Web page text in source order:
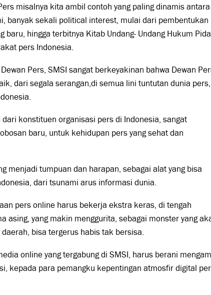
misalnya kita ambil contoh yang paling dinamis antara
banyak sekali political interest, mulai dari pembentukan
baru, hingga terbitnya Kitab Undang- Undang Hukum
pers Indonesia.
Pers, SMSI sangat berkeyakinan bahwa Dewan
dari segala serangan,di semua lini tuntutan dunia pers,
konstituen organisasi pers di Indonesia, sangat
baru, untuk kehidupan pers yang sehat dan
menjadi tumpuan dan harapan, sebagai alat yang bisa
dari tsunami arus informasi dunia.
pers online harus bekerja ekstra keras, di tengah
asing, yang makin menggurita, sebagai monster yang
bisa tergerus habis tak bersisa.
online yang tergabung di SMSI, harus berani
kepada para pemangku kepentingan atmosfir digital